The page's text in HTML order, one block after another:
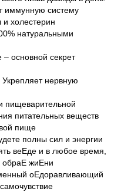
иммунную систему
холестерин
натуральными
основной секрет
нервную
пищеварительной
питательных веществ
пище
полны сил и энергии
веЕде и в любое время,
обраЕ жиЕни
оЕдоравливающий